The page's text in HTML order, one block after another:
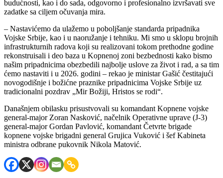
budućnosti, kao i do sada, odgovorno i profesionalno izvršavati sve
zadatke sa ciljem očuvanja mira.
– Nastavićemo da ulažemo u poboljšanje standarda pripadnika
Vojske Srbije, kao i u naoružanje i tehniku. Mi smo u sklopu brojnih
infrastrukturnih radova koji su realizovani tokom prethodne godine
rekonstruisali i deo baza u Kopnenoj zoni bezbednosti kako bismo
našim pripadnicima obezbedili najbolje uslove za život i rad, a sa tim
ćemo nastaviti i u 2026. godini – rekao je ministar Gašić čestitajući
novogodišnje i božićne praznike pripadnicima Vojske Srbije uz
tradicionalni pozdrav „Mir Božiji, Hristos se rodi“.
Današnjem obilasku prisustvovali su komandant Kopnene vojske
general-major Zoran Nasković, načelnik Operativne uprave (J-3)
general-major Gordan Pavlović, komandant Četvrte brigade
kopnene vojske brigadni general Grujica Vuković i šef Kabineta
ministra odbrane pukovnik Nikola Matović.